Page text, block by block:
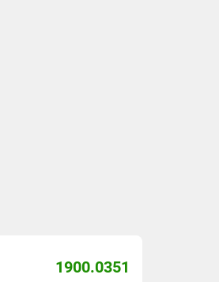
1900.0351